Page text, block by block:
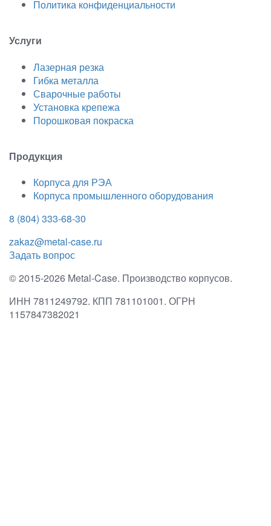
Политика конфиденциальности
Услуги
Лазерная резка
Гибка металла
Сварочные работы
Установка крепежа
Порошковая покраска
Продукция
Корпуса для РЭА
Корпуса промышленного оборудования
8 (804) 333-68-30
zakaz@metal-case.ru
Задать вопрос
© 2015-2026 Metal-Case. Производство корпусов.
ИНН 7811249792. КПП 781101001. ОГРН
1157847382021